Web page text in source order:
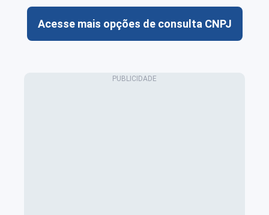
Acesse mais opções de consulta CNPJ